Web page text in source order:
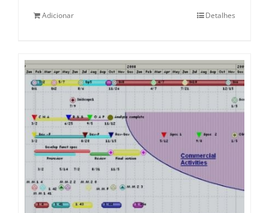
Adicionar Detalhes